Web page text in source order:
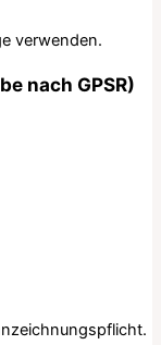
verwenden.
nach GPSR)